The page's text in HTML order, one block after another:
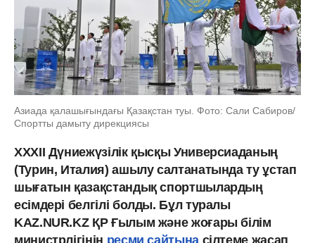
Азиада қалашығындағы Қазақстан туы. Фото: Сали Сабиров/
Спортты дамыту дирекциясы
XXXII Дүниежүзілік қысқы Универсиаданың
(Турин, Италия) ашылу салтанатында ту ұстап
шығатын қазақстандық спортшылардың
есімдері белгілі болды. Бұл туралы
KAZ.NUR.KZ ҚР Ғылым және жоғары білім
министрлігінің ресми сайтынасілтеме жасап